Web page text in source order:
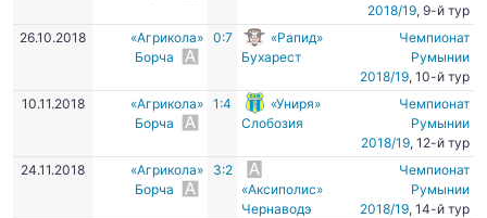
2018/19, 9-й тур
26.10.2018
«Агрикола»
Борча
0:7
«Рапид»
Бухарест
Чемпионат
Румынии
2018/19, 10-й тур
10.11.2018
«Агрикола»
Борча
1:4
«Униря»
Слобозия
Чемпионат
Румынии
2018/19, 12-й тур
24.11.2018
«Агрикола»
Борча
3:2
«Аксиполис»
Чернаводэ
Чемпионат
Румынии
2018/19, 14-й тур